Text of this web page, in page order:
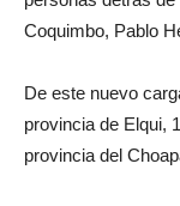
Coquimbo, Pablo
De este nuevo
provincia de Elqui,
provincia del